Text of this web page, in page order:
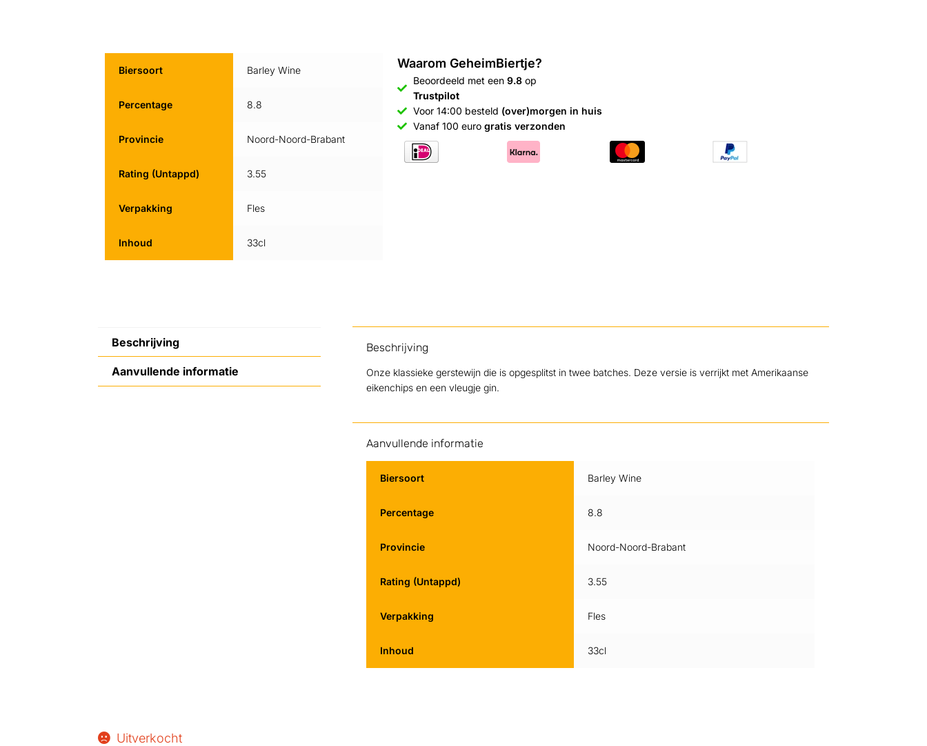
Biersoort Barley Wine
Percentage 8.8
Provincie Noord-Noord-Brabant
Rating (Untappd) 3.55
Verpakking Fles
Inhoud 33cl
Waarom GeheimBiertje?
Beoordeeld met een 9.8op
Trustpilot
Voor 14:00 besteld (over)morgen in huis
Vanaf 100 euro gratis verzonden
Beschrijving
Aanvullende informatie
Beschrijving
Onze klassieke gerstewijn die is opgesplitst in twee batches. Deze versie is verrijkt met Amerikaanse
eikenchips en een vleugje gin.
Aanvullende informatie
Biersoort Barley Wine
Percentage 8.8
Provincie Noord-Noord-Brabant
Rating (Untappd) 3.55
Verpakking Fles
Inhoud 33cl
Uitverkocht